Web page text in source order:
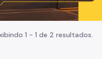
1 - 1 de 2 resultados.